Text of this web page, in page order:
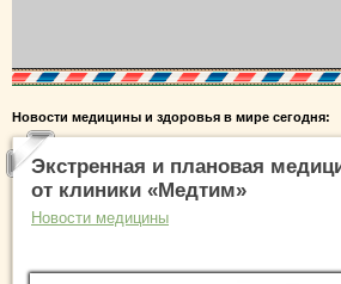
Новости медицины и здоровья в мире сегодня:
Экстренная и плановая
от клиники «Медтим»
Новости медицины